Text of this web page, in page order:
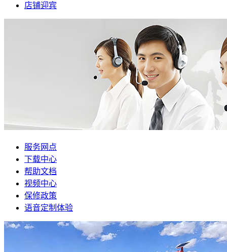
店铺迎宾
服务网点
下载中心
帮助文档
视频中心
保修政策
语音定制体验